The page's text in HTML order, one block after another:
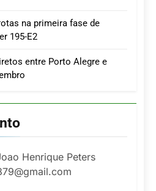
na primeira fase de
195-E2
entre Porto Alegre e
Henrique Peters